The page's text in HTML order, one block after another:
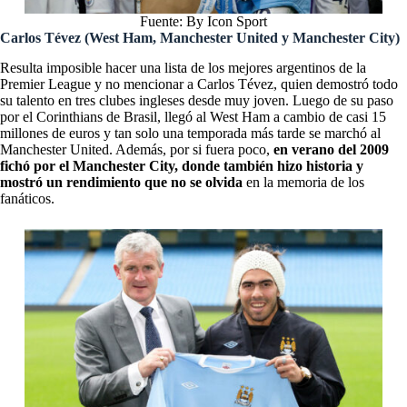
Fuente: By Icon Sport
Carlos Tévez (West Ham, Manchester United y Manchester City)
Resulta imposible hacer una lista de los mejores argentinos de la
Premier League y no mencionar a Carlos Tévez, quien demostró todo
su talento en tres clubes ingleses desde muy joven. Luego de su paso
por el Corinthians de Brasil, llegó al West Ham a cambio de casi 15
millones de euros y tan solo una temporada más tarde se marchó al
Manchester United. Además, por si fuera poco, en verano del 2009
fichó por el Manchester City, donde también hizo historia y
mostró un rendimiento que no se olvida en la memoria de los
fanáticos.